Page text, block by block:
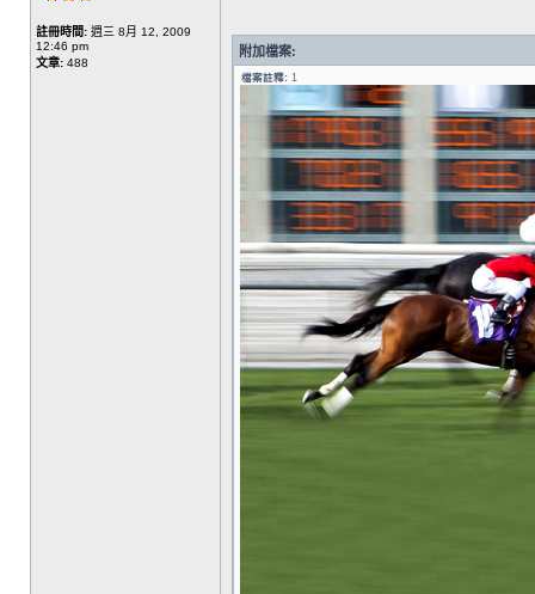
註冊時間: 週三 8月 12, 2009
12:46 pm
文章: 488
附加檔案:
檔案註釋: 1